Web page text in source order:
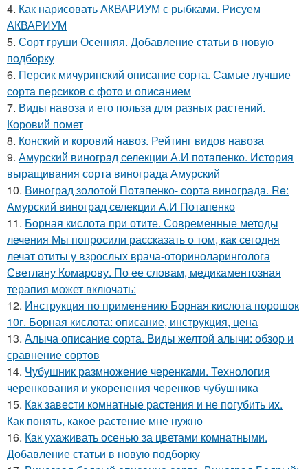
4. Как нарисовать АКВАРИУМ с рыбками. Рисуем
АКВАРИУМ
5. Сорт груши Осенняя. Добавление статьи в новую
подборку
6. Персик мичуринский описание сорта. Самые лучшие
сорта персиков с фото и описанием
7. Виды навоза и его польза для разных растений.
Коровий помет
8. Конский и коровий навоз. Рейтинг видов навоза
9. Амурский виноград селекции А.И потапенко. История
выращивания сорта винограда Амурский
10. Виноград золотой Потапенко- сорта винограда. Re:
Амурский виноград селекции А.И Потапенко
11. Борная кислота при отите. Современные методы
лечения Мы попросили рассказать о том, как сегодня
лечат отиты у взрослых врача-оториноларинголога
Светлану Комарову. По ее словам, медикаментозная
терапия может включать:
12. Инструкция по применению Борная кислота порошок
10г. Борная кислота: описание, инструкция, цена
13. Алыча описание сорта. Виды желтой алычи: обзор и
сравнение сортов
14. Чубушник размножение черенками. Технология
черенкования и укоренения черенков чубушника
15. Как завести комнатные растения и не погубить их.
Как понять, какое растение мне нужно
16. Как ухаживать осенью за цветами комнатными.
Добавление статьи в новую подборку